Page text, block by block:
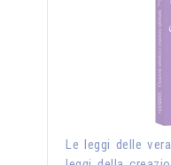
Le leggi delle